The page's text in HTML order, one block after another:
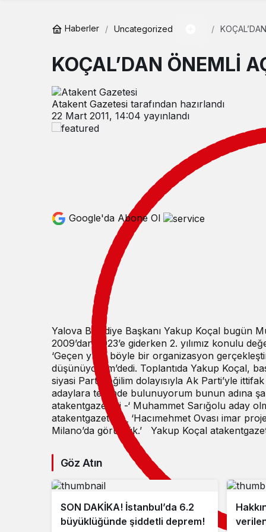
Haberler Uncategorized
KOÇAL’DAN ÖNEMLİ
Atakent Gazetesi tarafından hazırlandı
22 Mart 2011, 14:04 yayınlandı
Google'da Abone Ol
Yalova Belediye Başkanı Yakup Koçal bugün
2009’dan 2023’e giderken 2. yılımız konulu
‘Geçen yılda böyle bir organizasyon
düşünüyorum’dedi. Toplantıda Yakup Koçal,
siyasi Parti değilim dolayısıyla Ak Parti’yle
adaylara telkinde bulunuyorum bunun adına
atakentgazetesi -‘ Muhammet Sarığolu aday
atakentgazetesi _ ‘Hacımehmet Ovası imar
Milano’da görüştük.’ Yakup Koçal
Göz Atın
SON DAKİKA! İstanbul’da 6.2
büyüklüğünde şiddetli deprem!